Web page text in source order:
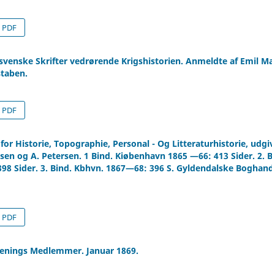
PDF
Skrifter vedrørende Krigshistorien. Anmeldte af Emil
PDF
Historie, Topographie, Personal - Og Litteraturhistorie,
og A. Petersen. 1 Bind. Kiøbenhavn 1865 —66: 413 Sider. 2.
Sider. 3. Bind. Kbhvn. 1867—68: 396 S. Gyldendalske
PDF
Medlemmer. Januar 1869.